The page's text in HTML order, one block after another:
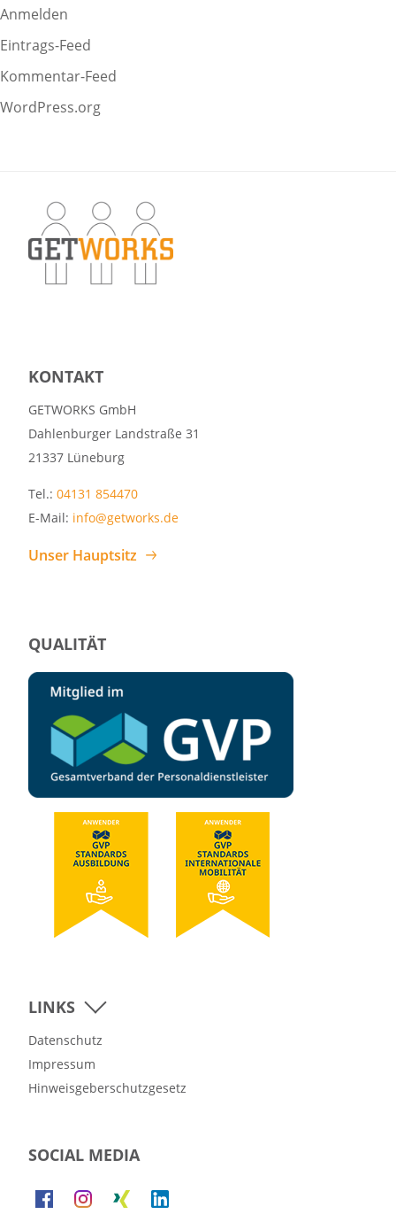
Anmelden
Eintrags-Feed
Kommentar-Feed
WordPress.org
KONTAKT
GETWORKS GmbH
Dahlenburger Landstraße 31
21337 Lüneburg
Tel.: 04131 854470
E-Mail: info@getworks.de
Unser Hauptsitz
QUALITÄT
LINKS
Datenschutz
Impressum
Hinweisgeberschutzgesetz
SOCIAL MEDIA